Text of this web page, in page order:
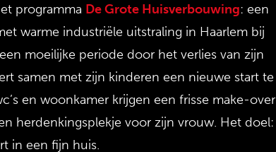
programma De Grote Huisverbouwing: een
warme industriële uitstraling in Haarlem bij
moeilijke periode door het verlies van zijn
samen met zijn kinderen een nieuwe start te
en woonkamer krijgen een frisse make-over
herdenkingsplekje voor zijn vrouw. Het doel:
in een fijn huis.